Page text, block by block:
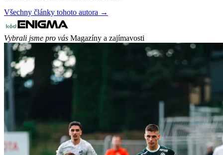
Všechny články tohoto autora →
Vybrali jsme pro vás Magazíny a zajímavosti